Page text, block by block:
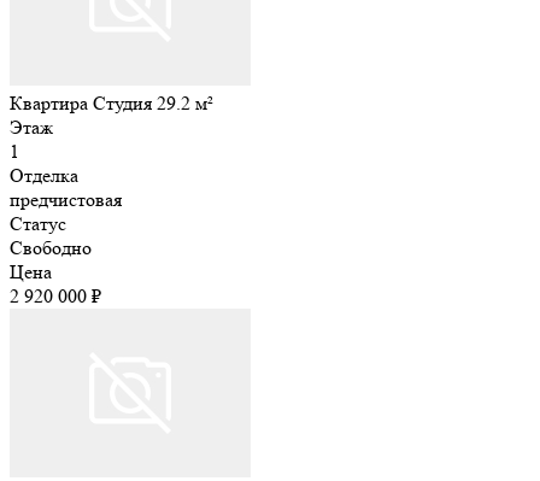
Квартира Студия 29.2 м²
Этаж
1
Отделка
предчистовая
Статус
Свободно
Цена
2 920 000 ₽